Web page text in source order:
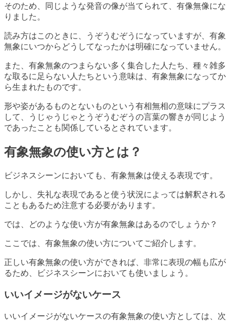
そのため、同じような発音の像が当てられて、有像無像にな
りました。
読み方はこのときに、うぞうむぞうになっていますが、有象
無象にいつからどうしてなったかは明確になっていません。
また、有象無象のつまらない多く集合した人たち、種々雑多
な取るに足らない人たちという意味は、有象無象になってか
ら生まれたものです。
形や姿があるものとないものという有相無相の意味にプラス
して、うじゃうじゃとうぞうむぞうの言葉の響きが同じよう
であったことも関係しているとされています。
有象無象の使い方とは？
ビジネスシーンにおいても、有象無象は使える表現です。
しかし、失礼な表現であると使う状況によっては解釈される
こともあるため注意する必要があります。
では、どのような使い方が有象無象はあるのでしょうか？
ここでは、有象無象の使い方についてご紹介します。
正しい有象無象の使い方ができれば、非常に表現の幅も広が
るため、ビジネスシーンにおいても使いましょう。
いいイメージがないケース
いいイメージがないケースの有象無象の使い方としては、次